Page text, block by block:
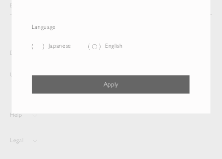
Language
Japanese English
Apply
Delivery destination and Language
United States Japanese
Help
Legal